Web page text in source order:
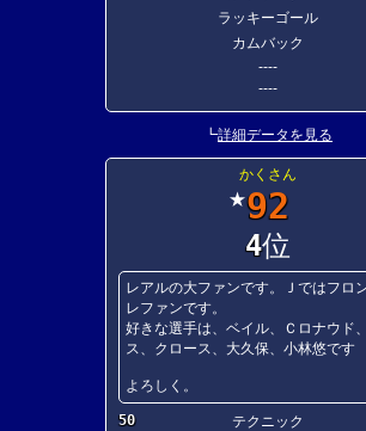
ラッキーゴール
カムバック
----
----
┗詳細データを見る
かくさん
★92
4位
レアルの大ファンです。Ｊではフロ
レファンです。
好きな選手は、ベイル、Ｃロナウド
ス、クロース、大久保、小林悠です
よろしく。
50
テクニック